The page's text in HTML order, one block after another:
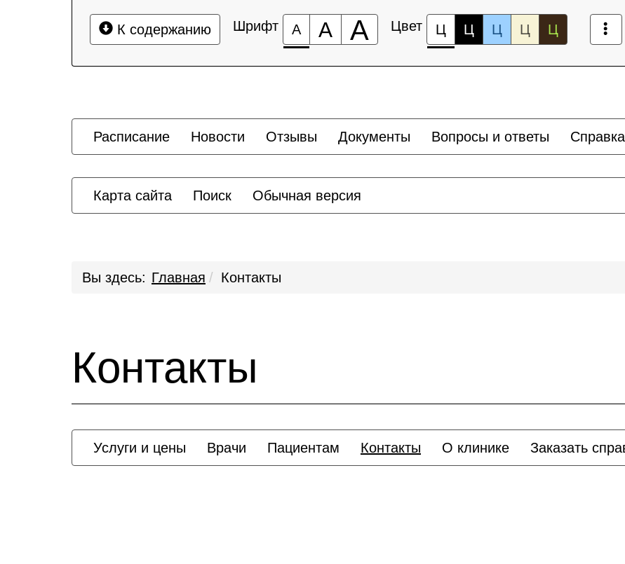
К содержанию Шрифт А А А Цвет Ц Ц Ц Ц Ц
Расписание Новости Отзывы Документы Вопросы и ответы
Карта сайта Поиск Обычная версия
Вы здесь: Главная Контакты
Контакты
Услуги и цены Врачи Пациентам Контакты О клинике Заказать